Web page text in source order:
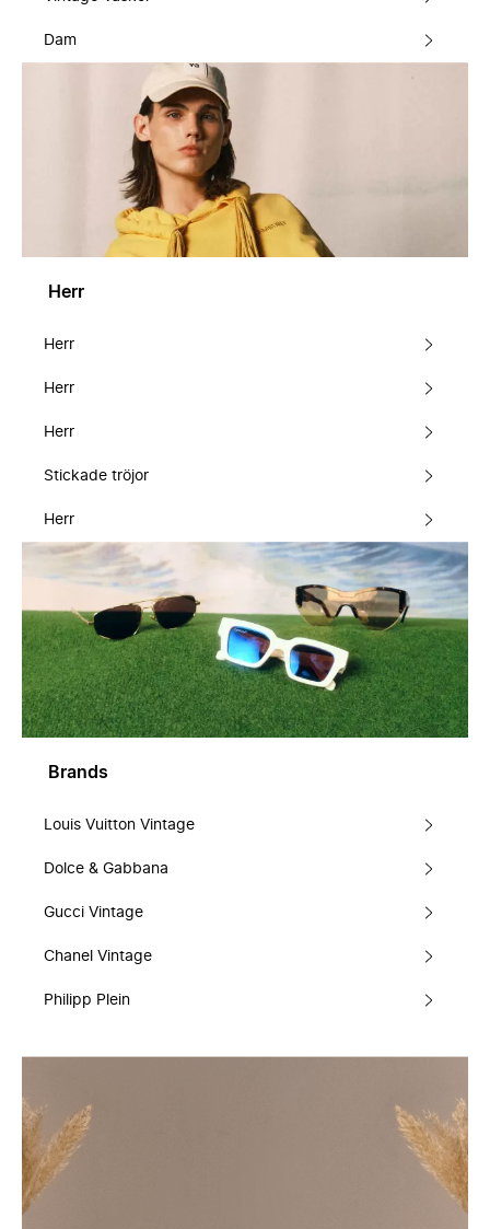
Dam
Herr
Herr
Herr
Herr
Stickade tröjor
Herr
Brands
Louis Vuitton Vintage
Dolce & Gabbana
Gucci Vintage
Chanel Vintage
Philipp Plein